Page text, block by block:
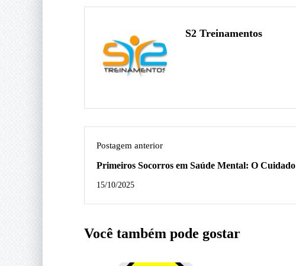
S2 Treinamentos
Postagem anterior
Primeiros Socorros em Saúde Mental: O Cuidado
Essencial Que Transforma Vidas
15/10/2025
Você também pode gostar